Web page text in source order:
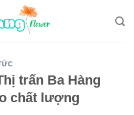
trấn Ba Hàng
chất lượng